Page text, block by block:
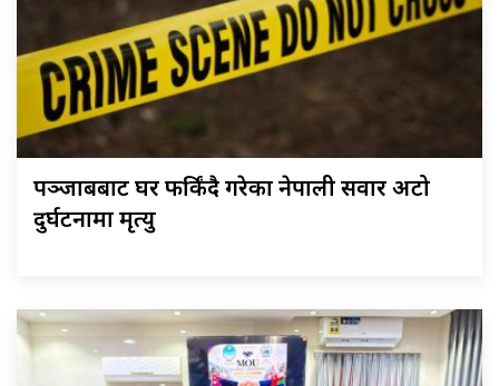
पञ्जाबबाट घर फर्किंदै गरेका नेपाली सवार अटो
दुर्घटनामा मृत्यु